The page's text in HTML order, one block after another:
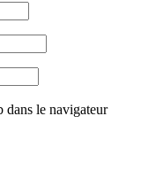
dans le navigateur